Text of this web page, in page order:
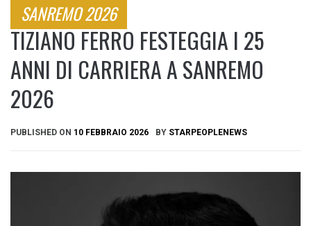
SANREMO 2026
TIZIANO FERRO FESTEGGIA I 25
ANNI DI CARRIERA A SANREMO
2026
PUBLISHED ON 10 FEBBRAIO 2026 BY STARPEOPLENEWS